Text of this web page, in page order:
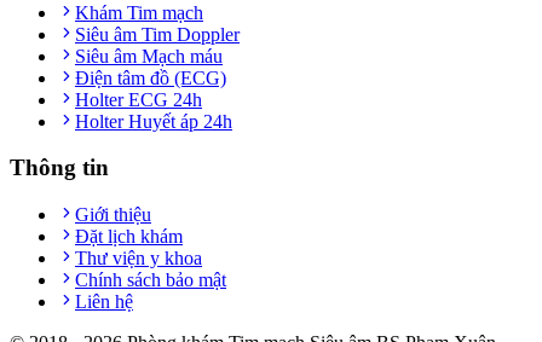
Khám Tim mạch
Siêu âm Tim Doppler
Siêu âm Mạch máu
Điện tâm đồ (ECG)
Holter ECG 24h
Holter Huyết áp 24h
Thông tin
Giới thiệu
Đặt lịch khám
Thư viện y khoa
Chính sách bảo mật
Liên hệ